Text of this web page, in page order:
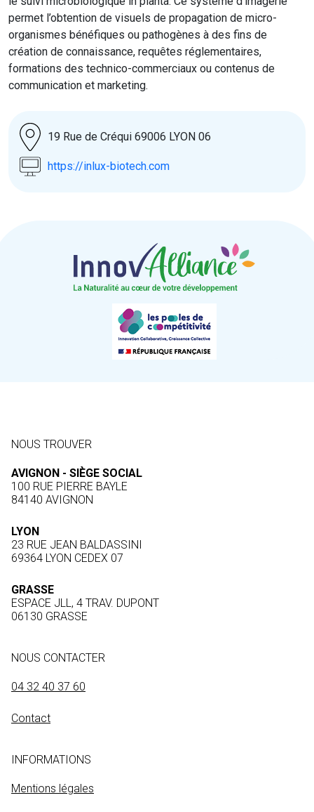
permet l’obtention de visuels de propagation de micro-
organismes bénéfiques ou pathogènes à des fins de
création de connaissance, requêtes réglementaires,
formations des technico-commerciaux ou contenus de
communication et marketing.
19 Rue de Créqui 69006 LYON 06
https://inlux-biotech.com
NOUS TROUVER
AVIGNON - SIÈGE SOCIAL
100 RUE PIERRE BAYLE
84140 AVIGNON
LYON
23 RUE JEAN BALDASSINI
69364 LYON CEDEX 07
GRASSE
ESPACE JLL, 4 TRAV. DUPONT
06130 GRASSE
NOUS CONTACTER
04 32 40 37 60
Contact
INFORMATIONS
Mentions légales